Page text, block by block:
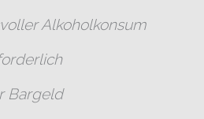
Alkoholkonsum
Bargeld